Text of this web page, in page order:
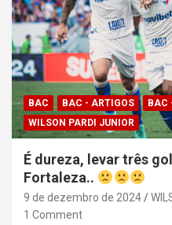
BAC BAC - ARTIGOS
BAC
WILSON PARDI JUNIOR
É dureza, levar três
Fortaleza..
9 de dezembro de 2024
1 Comment